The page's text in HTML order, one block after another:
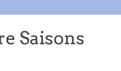
Saisons